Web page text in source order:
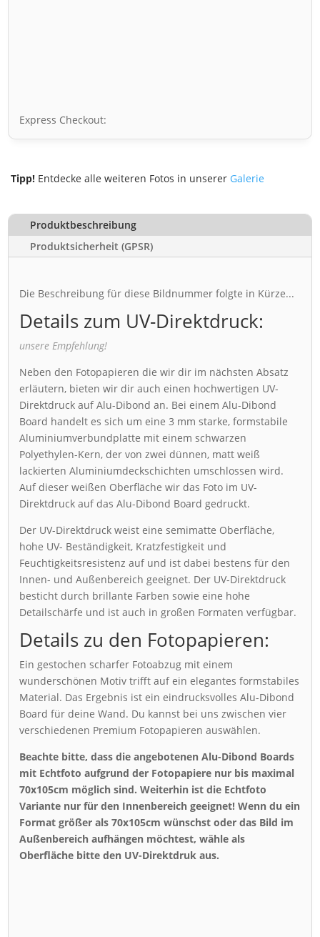
Express Checkout:
Tipp! Entdecke alle weiteren Fotos in unserer Galerie
Produktbeschreibung
Produktsicherheit (GPSR)
Die Beschreibung für diese Bildnummer folgte in Kürze...
Details zum UV-Direktdruck:
unsere Empfehlung!
Neben den Fotopapieren die wir dir im nächsten Absatz
erläutern, bieten wir dir auch einen hochwertigen UV-
Direktdruck auf Alu-Dibond an. Bei einem Alu-Dibond
Board handelt es sich um eine 3 mm starke, formstabile
Aluminiumverbundplatte mit einem schwarzen
Polyethylen-Kern, der von zwei dünnen, matt weiß
lackierten Aluminiumdeckschichten umschlossen wird.
Auf dieser weißen Oberfläche wir das Foto im UV-
Direktdruck auf das Alu-Dibond Board gedruckt.
Der UV-Direktdruck weist eine semimatte Oberfläche,
hohe UV- Beständigkeit, Kratzfestigkeit und
Feuchtigkeitsresistenz auf und ist dabei bestens für den
Innen- und Außenbereich geeignet. Der UV-Direktdruck
besticht durch brillante Farben sowie eine hohe
Detailschärfe und ist auch in großen Formaten verfügbar.
Details zu den Fotopapieren:
Ein gestochen scharfer Fotoabzug mit einem
wunderschönen Motiv trifft auf ein elegantes formstabiles
Material. Das Ergebnis ist ein eindrucksvolles Alu-Dibond
Board für deine Wand. Du kannst bei uns zwischen vier
verschiedenen Premium Fotopapieren auswählen.
Beachte bitte, dass die angebotenen Alu-Dibond Boards
mit Echtfoto aufgrund der Fotopapiere nur bis maximal
70x105cm möglich sind. Weiterhin ist die Echtfoto
Variante nur für den Innenbereich geeignet! Wenn du ein
Format größer als 70x105cm wünschst oder das Bild im
Außenbereich aufhängen möchtest, wähle als
Oberfläche bitte den UV-Direktdruk aus.